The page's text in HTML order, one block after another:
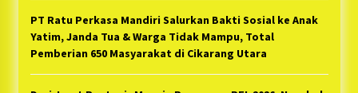
PT Ratu Perkasa Mandiri Salurkan Bakti Sosial ke Anak
Yatim, Janda Tua & Warga Tidak Mampu, Total
Pemberian 650 Masyarakat di Cikarang Utara